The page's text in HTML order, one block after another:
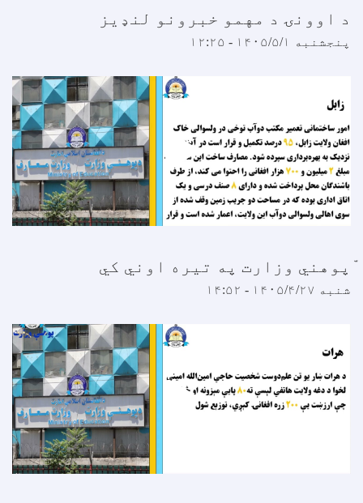
د اوونۍ د مهمو خبرونو لنډیز
پنجشنبه ۱۴۰۵/۵/۱ - ۱۲:۲۵
ّپوهني وزارت په تیره اوني کي
شنبه ۱۴۰۵/۴/۲۷ - ۱۴:۵۲